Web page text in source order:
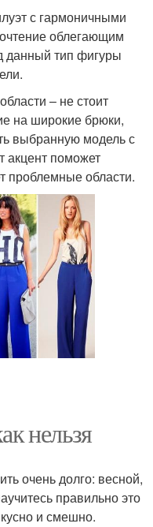
с гармоничными
облегающим
данный тип фигуры
– не стоит
на широкие брюки,
выбранную модель с
акцент поможет
проблемные области.
нельзя
очень долго: весной,
правильно это
и смешно.